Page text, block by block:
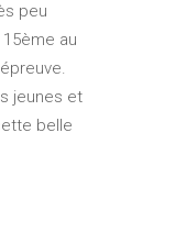
peu
au
jeunes et
belle